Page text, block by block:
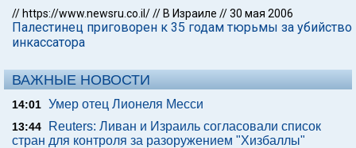
// https://www.newsru.co.il/// В Израиле //30 мая 2006
Палестинец приговорен к 35 годам тюрьмы за убийство
инкассатора
ВАЖНЫЕ НОВОСТИ
14:01 Умер отец Лионеля Месси
13:44
Reuters: Ливан и Израиль согласовали список
стран для контроля за разоружением "Хизбаллы"